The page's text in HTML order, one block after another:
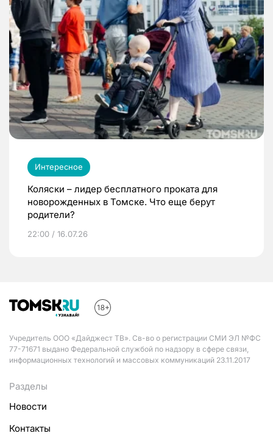
Интересное
Коляски – лидер бесплатного проката для
новорожденных в Томске. Что еще берут
родители?
22:00 / 16.07.26
Учредитель ООО «Дайджест ТВ». Св-во о регистрации СМИ ЭЛ №ФС
77-71671 выдано Федеральной службой по надзору в сфере связи,
информационных технологий и массовых коммуникаций 23.11.2017
Разделы
Новости
Контакты